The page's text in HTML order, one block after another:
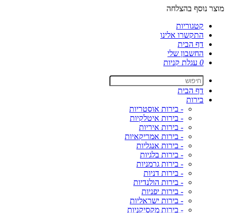
מוצר נוסף בהצלחה
קטגוריות
התקשרו אלינו
דף הבית
החשבון שלי
0 עגלת קניות
דף הבית
בירות
- בירות אוסטריות
- בירות איטלקיות
- בירות איריות
- בירות אמריקאיות
- בירות אנגליות
- בירות בלגיות
- בירות גרמניות
- בירות דניות
- בירות הולנדיות
- בירות יפניות
- בירות ישראליות
- בירות מקסיקניות